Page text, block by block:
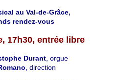
au Val-de-Grâce,
rendez-vous
17h30, entrée libre
Durant , orgue
, direction